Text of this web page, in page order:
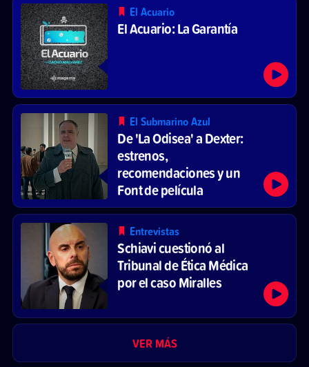
El Acuario
El Acuario: La Garantía
El Submarino Azul
De 'La Odisea' a Dexter:
estrenos,
recomendaciones y un
Font de película
Entrevistas
Schiavi cuestionó al
Tribunal de Ética Médica
por el caso Miralles
VER MÁS